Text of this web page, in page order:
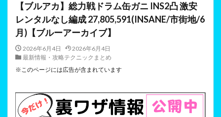
【ブルアカ】総力戦ドラム缶ガニ INS2凸 激安
レンタルなし編成 27,805,591(INSANE/市街地/6
月)【ブルーアーカイブ】
2026年6月4日
2026年6月4日
最新情報・攻略テクニックまとめ
※このページには広告が含まれています